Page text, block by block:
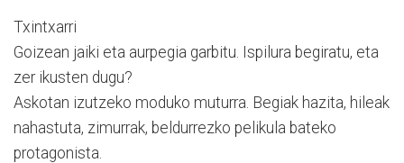
Txintxarri
Goizean jaiki eta aurpegia garbitu. Ispilura begiratu, eta
zer ikusten dugu?
Askotan izutzeko moduko muturra. Begiak hazita, hileak
nahastuta, zimurrak, beldurrezko pelikula bateko
protagonista.